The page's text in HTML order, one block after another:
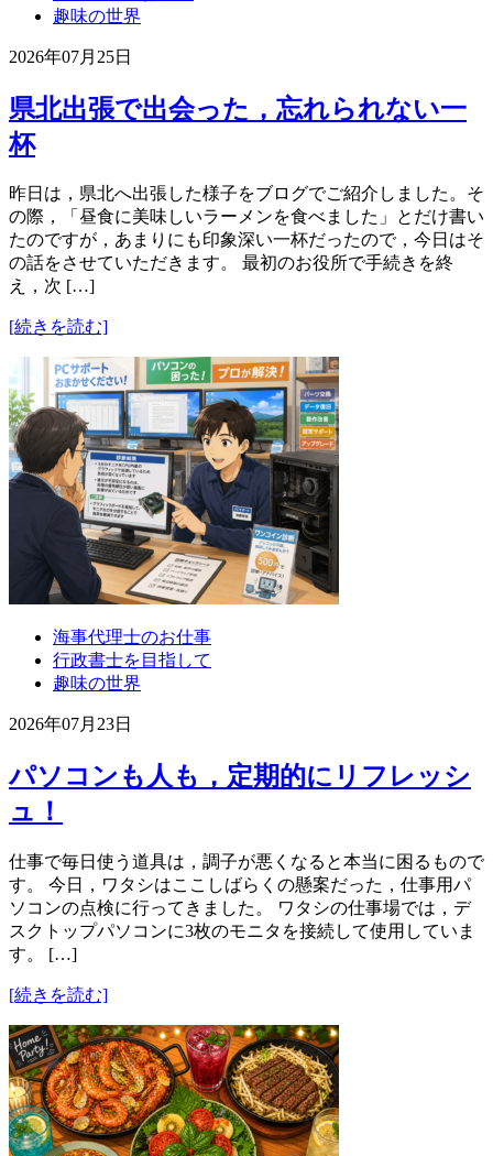
趣味の世界
2026年07月25日
県北出張で出会った，忘れられない一
杯
昨日は，県北へ出張した様子をブログでご紹介しました。そ
の際，「昼食に美味しいラーメンを食べました」とだけ書い
たのですが，あまりにも印象深い一杯だったので，今日はそ
の話をさせていただきます。 最初のお役所で手続きを終
え，次 […]
[続きを読む]
海事代理士のお仕事
行政書士を目指して
趣味の世界
2026年07月23日
パソコンも人も，定期的にリフレッシ
ュ！
仕事で毎日使う道具は，調子が悪くなると本当に困るもので
す。 今日，ワタシはここしばらくの懸案だった，仕事用パ
ソコンの点検に行ってきました。 ワタシの仕事場では，デ
スクトップパソコンに3枚のモニタを接続して使用していま
す。 […]
[続きを読む]